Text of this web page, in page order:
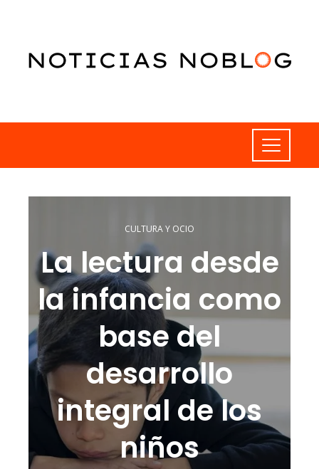
CULTURA Y OCIO
La lectura desde
la infancia como
base del
desarrollo
integral de los
niños